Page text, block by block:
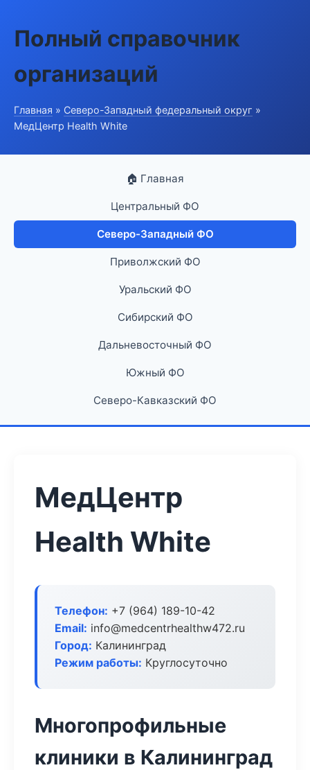
Полный справочник
организаций
Главная » Северо-Западный федеральный округ »
МедЦентр Health White
🏠 Главная
Центральный ФО
Северо-Западный ФО
Приволжский ФО
Уральский ФО
Сибирский ФО
Дальневосточный ФО
Южный ФО
Северо-Кавказский ФО
МедЦентр
Health White
Телефон: +7 (964) 189-10-42
Email: info@medcentrhealthw472.ru
Город: Калининград
Режим работы: Круглосуточно
Многопрофильные
клиники в Калининград